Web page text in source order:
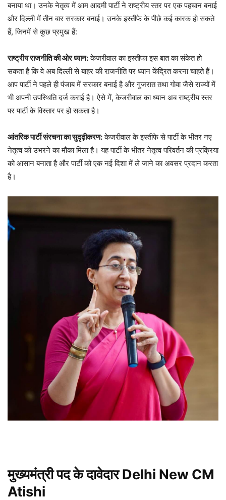
बनाया था। उनके नेतृत्व में आम आदमी पार्टी ने राष्ट्रीय स्तर पर एक पहचान बनाई
और दिल्ली में तीन बार सरकार बनाई। उनके इस्तीफे के पीछे कई कारक हो सकते
हैं, जिनमें से कुछ प्रमुख हैं:
राष्ट्रीय राजनीति की ओर ध्यान:केजरीवाल का इस्तीफा इस बात का संकेत हो
सकता है कि वे अब दिल्ली से बाहर की राजनीति पर ध्यान केंद्रित करना चाहते हैं।
आप पार्टी ने पहले ही पंजाब में सरकार बनाई है और गुजरात तथा गोवा जैसे राज्यों में
भी अपनी उपस्थिति दर्ज कराई है। ऐसे में, केजरीवाल का ध्यान अब राष्ट्रीय स्तर
पर पार्टी के विस्तार पर हो सकता है।
आंतरिक पार्टी संरचना का सुदृढ़ीकरण:केजरीवाल के इस्तीफे से पार्टी के भीतर नए
नेतृत्व को उभरने का मौका मिला है। यह पार्टी के भीतर नेतृत्व परिवर्तन की प्रक्रिया
को आसान बनाता है और पार्टी को एक नई दिशा में ले जाने का अवसर प्रदान करता
है।
मुख्यमंत्री पद के दावेदार Delhi New CM
Atishi